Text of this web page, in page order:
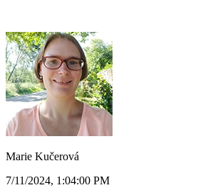
Marie Kučerová
7/11/2024, 1:04:00 PM